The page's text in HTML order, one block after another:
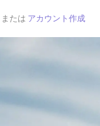
または アカウント作成